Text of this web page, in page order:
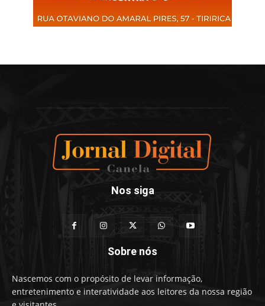
Nos siga
Sobre nós
Nascemos com o propósito de levar informação,
entretenimento e interatividade aos leitores da nossa região